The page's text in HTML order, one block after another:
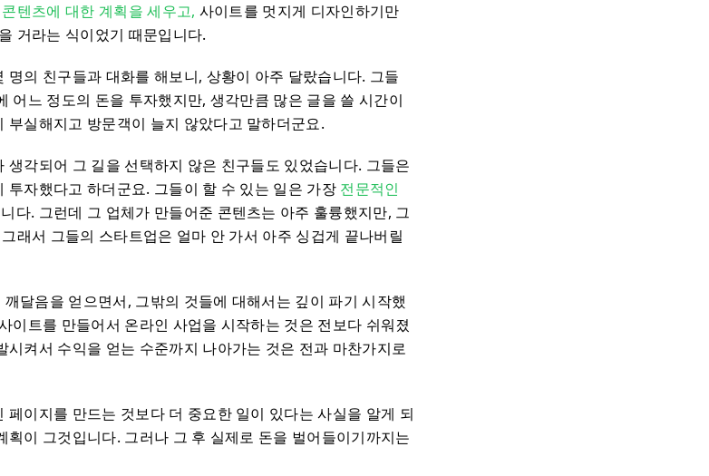
콘텐츠에 대한 계획을 세우고, 사이트를 멋지게 디자인하기만
거라는 식이었기 때문입니다.
명의 친구들과 대화를 해보니, 상황이 아주 달랐습니다. 그들
어느 정도의 돈을 투자했지만, 생각만큼 많은 글을 쓸 시간이
부실해지고 방문객이 늘지 않았다고 말하더군요.
생각되어 그 길을 선택하지 않은 친구들도 있었습니다. 그들은
투자했다고 하더군요. 그들이 할 수 있는 일은 가장 전문적인
다. 그런데 그 업체가 만들어준 콘텐츠는 아주 훌륭했지만, 그
래서 그들의 스타트업은 얼마 안 가서 아주 싱겁게 끝나버릴
달음을 얻으면서, 그밖의 것들에 대해서는 깊이 파기 시작했
이트를 만들어서 온라인 사업을 시작하는 것은 전보다 쉬워졌
시켜서 수익을 얻는 수준까지 나아가는 것은 전과 마찬가지로
페이지를 만드는 것보다 더 중요한 일이 있다는 사실을 알게 되
획이 그것입니다. 그러나 그 후 실제로 돈을 벌어들이기까지는